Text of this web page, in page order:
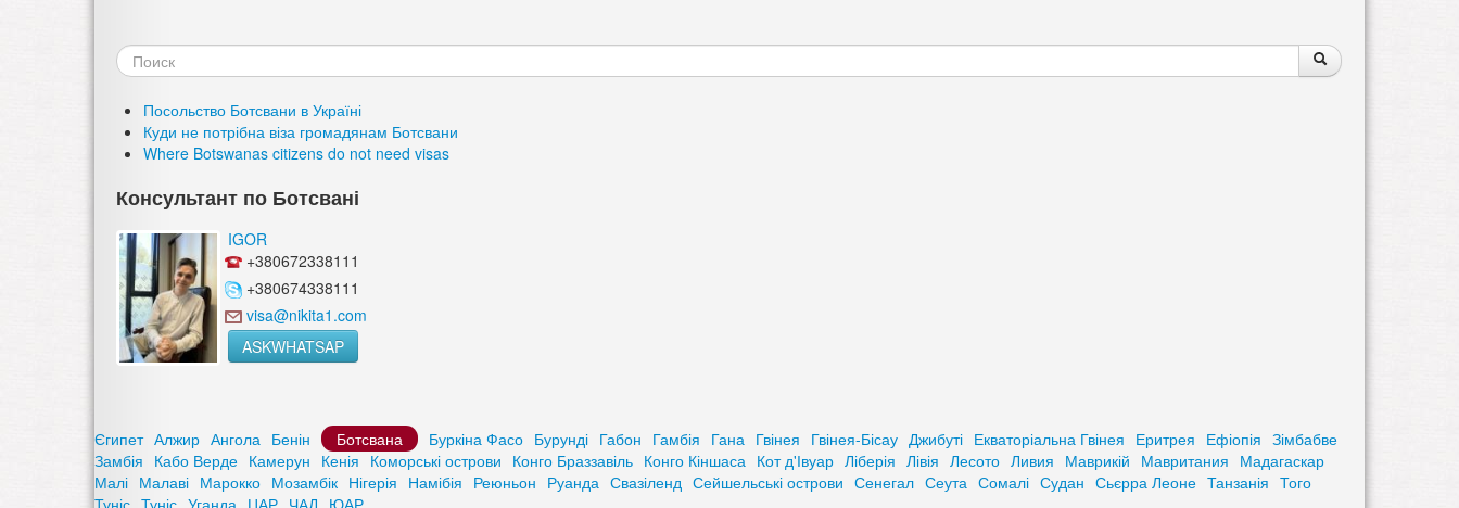
Форма
поиска
Поиск
Посольство Ботсвани в Україні
Куди не потрібна віза громадянам Ботсвани
Where Botswanas citizens do not need visas
Консультант по Ботсвані
IGOR
+380672338111
+380674338111
visa@nikita1.com
ASKWHATSAP
Єгипет Алжир Ангола Бенін Ботсвана Буркіна Фасо Бурунді Габон Гамбія Гана Гвінея Гвінея-Бісау Джибуті Екваторіальна Гвінея Еритрея Ефіопія Зімбабве
Замбія Кабо Верде Камерун Кенія Коморські острови Конго Браззавіль Конго Кіншаса Кот д'Івуар Ліберія Лівія Лесото Ливия Маврикій Мавритания Мадагаскар
Малі Малаві Марокко Мозамбік Нігерія Намібія Реюньон Руанда Свазіленд Сейшельські острови Сенегал Сеута Сомалі Судан Сьєрра Леоне Танзанія Того
Туніс Туніс Уганда ЦАР ЧАД ЮАР